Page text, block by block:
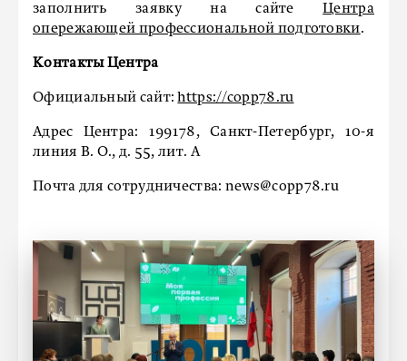
заполнить заявку на сайтеЦентра
опережающей профессиональной подготовки.
Контакты Центра
Официальный сайт:https://copp78.ru
Адрес Центра: 199178, Санкт-Петербург, 10-я
линия В. О., д. 55, лит. А
Почта для сотрудничества: news@copp78.ru